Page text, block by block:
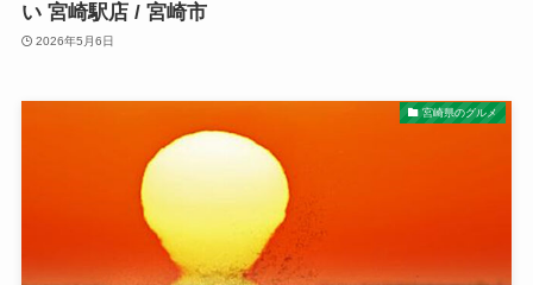
い 宮崎駅店 / 宮崎市
2026年5月6日
宮崎県のグルメ